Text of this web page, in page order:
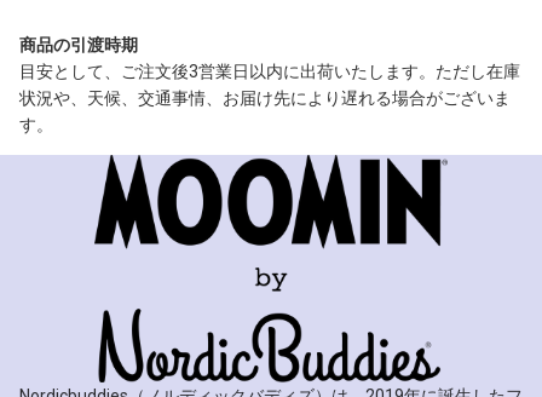
商品の引渡時期
目安として、ご注文後3営業日以内に出荷いたします。ただし在庫
状況や、天候、交通事情、お届け先により遅れる場合がございま
す。